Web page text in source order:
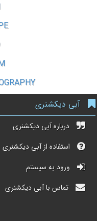
آبی دیکشنری
درباره آبی دیکشنری
استفاده از آبی دیکشنری
ورود به سیستم
تماس با آبی دیکشنری